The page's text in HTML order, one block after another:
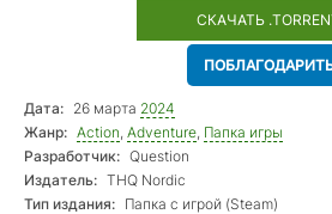
СКАЧАТЬ
Дата: 26 марта 2024
Жанр: Action, Adventure, Папка игры
Разработчик: Question
Издатель: THQ Nordic
Тип издания: Папка с игрой (Steam)